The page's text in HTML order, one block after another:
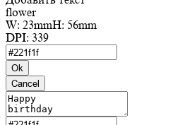
flower
W: 23mmH: 56mm
DPI: 339
Ok
Cancel